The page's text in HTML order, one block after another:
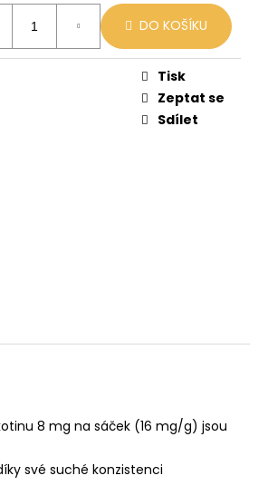
DO KOŠÍKU
Tisk
Zeptat se
Sdílet
8 mg na sáček (16 mg/g) jsou
své suché konzistenci